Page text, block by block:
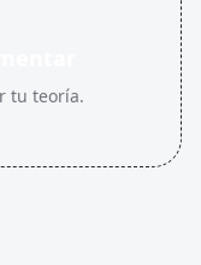
tu teoría.